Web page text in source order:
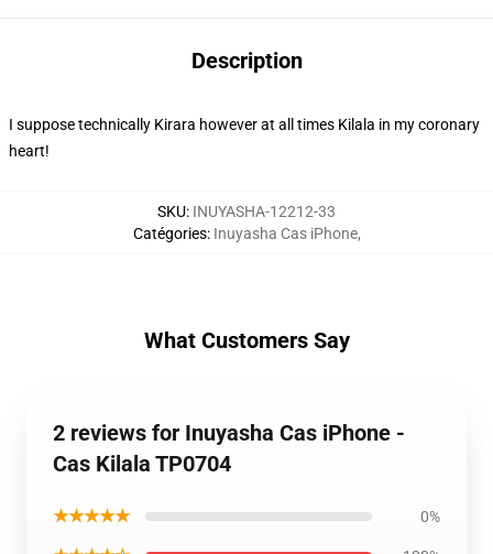
Description
I suppose technically Kirara however at all times Kilala in my coronary
heart!
SKU: INUYASHA-12212-33
Catégories: Inuyasha Cas iPhone,
What Customers Say
2 reviews for Inuyasha Cas iPhone -
Cas Kilala TP0704
★★★★★ 0%